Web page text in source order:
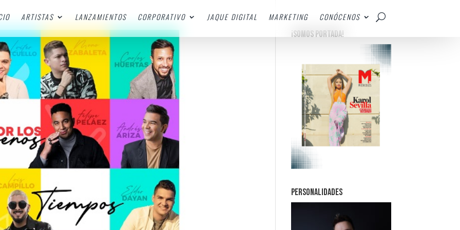
ARTISTAS LANZAMIENTOS CORPORATIVO JAQUE DIGITAL MARKETING
CONÓCENOS
¡SOMOS PORTADA!
PERSONALIDADES